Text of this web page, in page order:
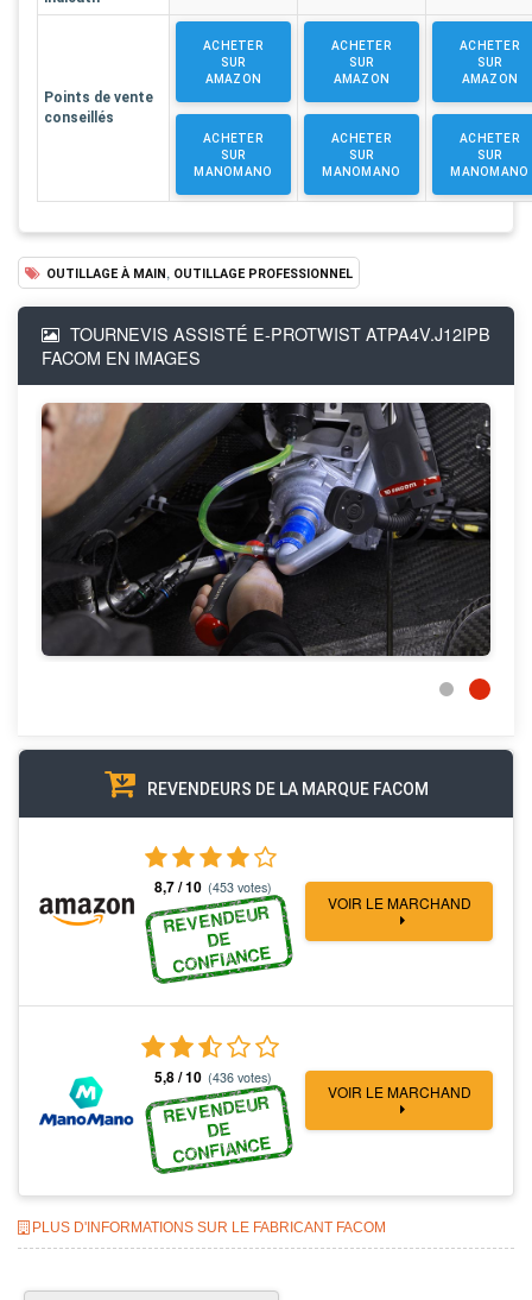
Points de vente
conseillés
ACHETER
SUR
AMAZON
ACHETER
SUR
MANOMANO
ACHETER
SUR
AMAZON
ACHETER
SUR
MANOMANO
ACHETER
SUR
AMAZON
ACHETER
SUR
MANOMANO
OUTILLAGE À MAIN , OUTILLAGE PROFESSIONNEL
TOURNEVIS ASSISTÉ E-PROTWIST ATPA4V.J12IPB
FACOM EN IMAGES
REVENDEURS DE LA MARQUE FACOM
8,7 / 10 (453 votes)
REVENDEUR
DE
CONFIANCE
VOIR LE MARCHAND
5,8 / 10 (436 votes)
REVENDEUR
DE
CONFIANCE
VOIR LE MARCHAND
PLUS D'INFORMATIONS SUR LE FABRICANT FACOM